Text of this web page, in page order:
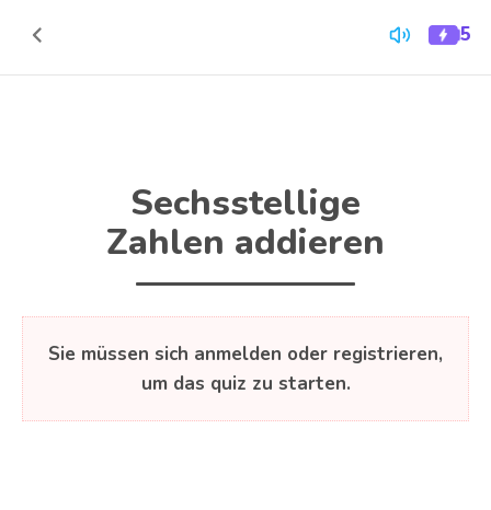
Sechsstellige
Zahlen addieren
Zurück
zum
5
Quiz-
Sie müssen sich anmelden oder registrieren,
um das quiz zu starten.